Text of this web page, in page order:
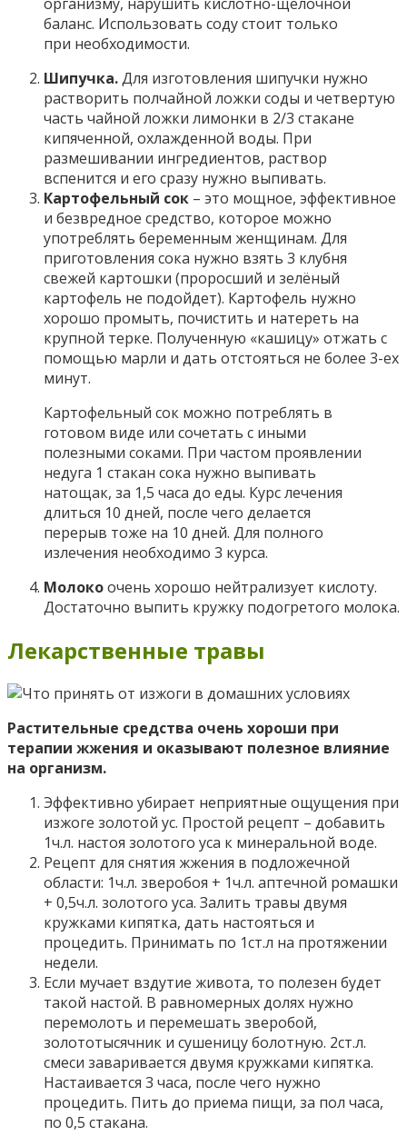
баланс. Использовать соду стоит только
при необходимости.
Шипучка.Для изготовления шипучки нужно
растворить полчайной ложки соды и четвертую
часть чайной ложки лимонки в 2/3 стакане
кипяченной, охлажденной воды. При
размешивании ингредиентов, раствор
вспенится и его сразу нужно выпивать.
Картофельный сок – это мощное, эффективное
и безвредное средство, которое можно
употреблять беременным женщинам. Для
приготовления сока нужно взять 3 клубня
свежей картошки (проросший и зелёный
картофель не подойдет). Картофель нужно
хорошо промыть, почистить и натереть на
крупной терке. Полученную «кашицу» отжать с
помощью марли и дать отстояться не более 3-ех
минут.
Картофельный сок можно потреблять в
готовом виде или сочетать с иными
полезными соками. При частом проявлении
недуга 1 стакан сока нужно выпивать
натощак, за 1,5 часа до еды. Курс лечения
длиться 10 дней, после чего делается
перерыв тоже на 10 дней. Для полного
излечения необходимо 3 курса.
Молокоочень хорошо нейтрализует кислоту.
Достаточно выпить кружку подогретого молока.
Лекарственные травы
Растительные средства очень хороши при
терапии жжения и оказывают полезное влияние
на организм.
Эффективно убирает неприятные ощущения при
изжоге золотой ус. Простой рецепт – добавить
1ч.л. настоя золотого уса к минеральной воде.
Рецепт для снятия жжения в подложечной
области: 1ч.л. зверобоя + 1ч.л. аптечной ромашки
+ 0,5ч.л. золотого уса. Залить травы двумя
кружками кипятка, дать настояться и
процедить. Принимать по 1ст.л на протяжении
недели.
Если мучает вздутие живота, то полезен будет
такой настой. В равномерных долях нужно
перемолоть и перемешать зверобой,
золототысячник и сушеницу болотную. 2ст.л.
смеси заваривается двумя кружками кипятка.
Настаивается 3 часа, после чего нужно
процедить. Пить до приема пищи, за пол часа,
по 0,5 стакана.